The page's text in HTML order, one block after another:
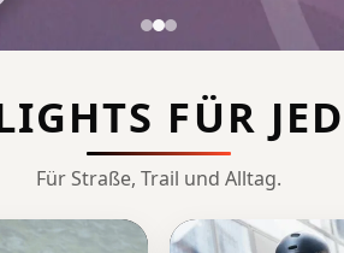
FÜR
Für Straße, Trail und Alltag.